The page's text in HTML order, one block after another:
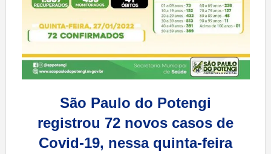
São Paulo do Potengi
registrou 72 novos casos de
Covid-19, nessa quinta-feira